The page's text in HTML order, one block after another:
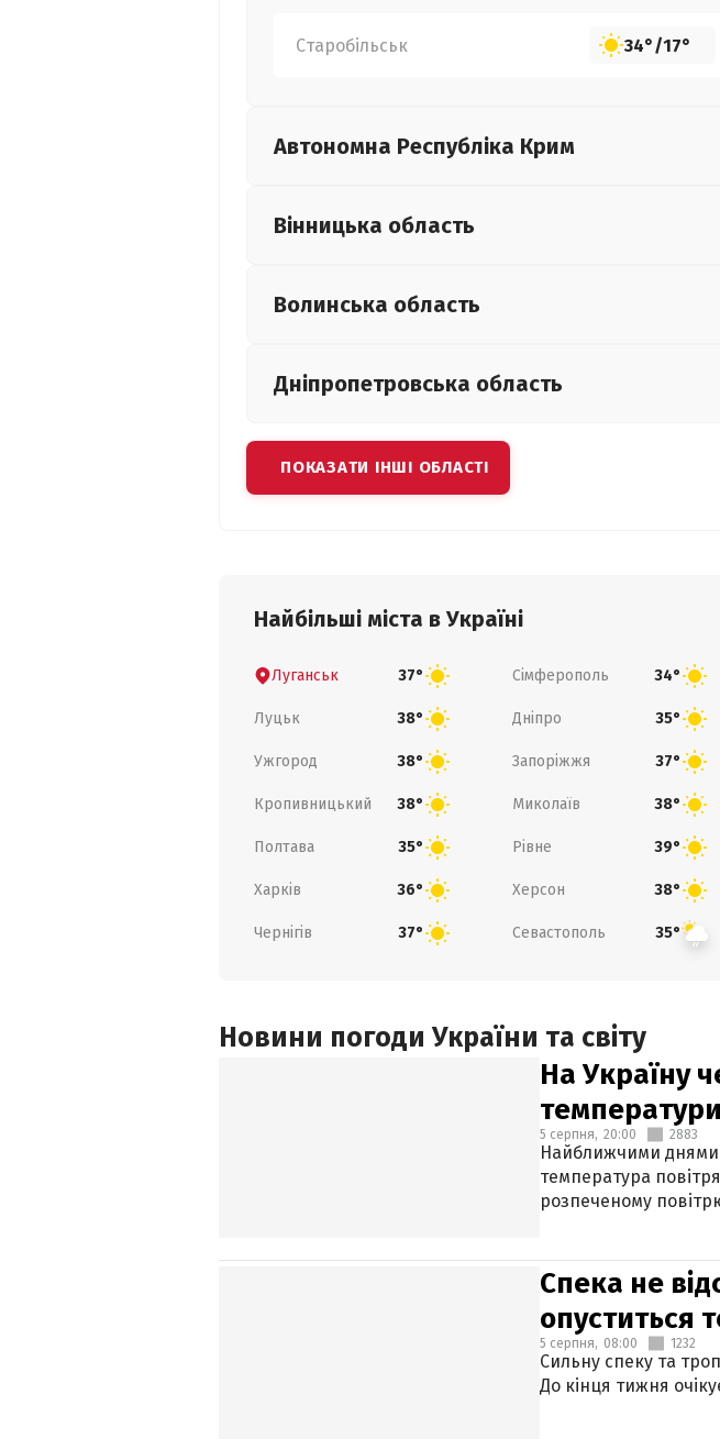
Старобільськ 34°/17°
Автономна Республіка Крим
Вінницька область
Волинська область
Дніпропетровська область
ПОКАЗАТИ ІНШІ ОБЛАСТІ
Найбільші міста в Україні
Луганськ 37° Сімферополь 34°
Луцьк 38° Дніпро 35°
Ужгород 38° Запоріжжя 37°
Кропивницький 38° Миколаїв 38°
Полтава 35° Рівне 39°
Харків 36° Херсон 38°
Чернігів 37° Севастополь 35°
Новини погоди України та світу
На Україну
5 серпня, 20:00 2883
Найближчими днями
температура
розпеченому
Спека не
опуститься
5 серпня, 08:00 1232
Сильну спеку та
До кінця тижня